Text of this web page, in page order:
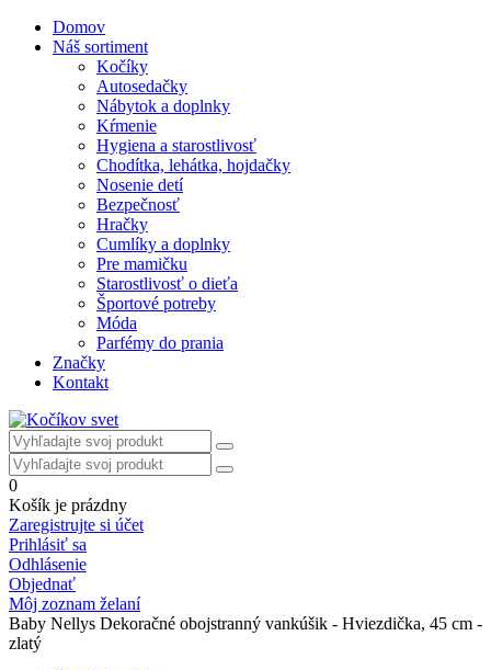
Domov
Náš sortiment
Kočíky
Autosedačky
Nábytok a doplnky
Kŕmenie
Hygiena a starostlivosť
Chodítka, lehátka, hojdačky
Nosenie detí
Bezpečnosť
Hračky
Cumlíky a doplnky
Pre mamičku
Starostlivosť o dieťa
Športové potreby
Móda
Parfémy do prania
Značky
Kontakt
0
Košík je prázdny
Zaregistrujte si účet
Prihlásiť sa
Odhlásenie
Objednať
Môj zoznam želaní
Baby Nellys Dekoračné obojstranný vankúšik - Hviezdička, 45 cm -
zlatý